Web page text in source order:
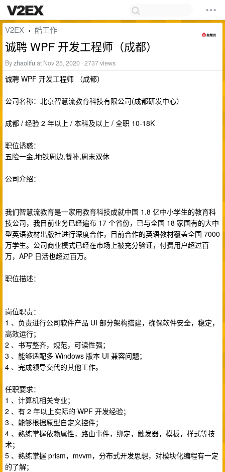
V2EX › 酷工作
诚聘 WPF 开发工程师（成都）
Byzhaolifu at Nov 25, 2020 · 2737 views
诚聘 WPF 开发工程师 （成都）
公司名称：北京智慧流教育科技有限公司(成都研发中心）
成都 / 经验 2 年以上 / 本科及以上 / 全职 10-18K
职位诱惑：
五险一金,地铁周边,餐补,周末双休
公司介绍：
我们智慧流教育是一家用教育科技成就中国 1.8 亿中小学生的教育科
技公司，我目前业务已经遍布 17 个省份，已与全国 18 家国有的大中
型英语教材出版社进行深度合作，目前合作的英语教材覆盖全国 7000
万学生。公司商业模式已经在市场上被充分验证，付费用户超过百
万，APP 日活也超过百万。
职位描述：
岗位职责：
1 、负责进行公司软件产品 UI 部分架构搭建，确保软件安全，稳定，
高效运行；
2 、书写整齐，规范，可读性强；
3 、能够适配多 Windows 版本 UI 兼容问题；
4 、完成领导交代的其他工作。
任职要求：
1 、计算机相关专业；
2 、有 2 年以上实际的 WPF 开发经验；
3 、能够根据原型自定义控件；
4 、熟练掌握依赖属性，路由事件，绑定，触发器，模板，样式等技
术；
5 、熟练掌握 prism，mvvm，分布式开发思想，对模块化编程有一定
的了解；